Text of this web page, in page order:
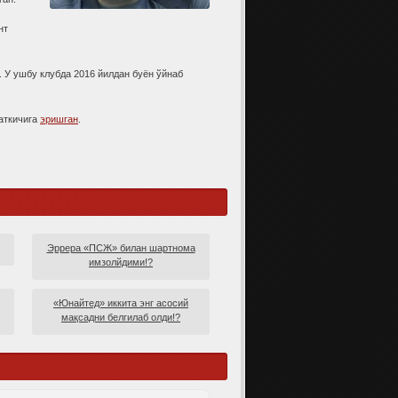
У ушбу клубда 2016 йилдан буён ўйнаб
эришган
Эррера «ПСЖ» билан шартнома
имзолйдими!?
«Юнайтед» иккита энг асосий
мақсадни белгилаб олди!?